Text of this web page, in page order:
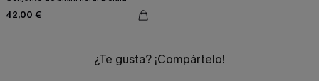
42,00 €
¿Te gusta? ¡Compártelo!